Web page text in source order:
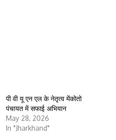
पी वी यू एन एल के नेतृत्व मेंकोतो
पंचायत में सफाई अभियान
May 28, 2026
In "Jharkhand"